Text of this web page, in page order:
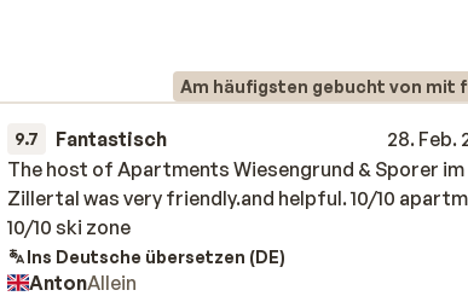
Am häufigsten gebucht von mit
9.7 Fantastisch
28. Feb.
The host of Apartments Wiesengrund & Sporer im
Zillertal was very friendly.and helpful. 10/10
10/10 ski zone
The host of Apartments Wiesengrund & Sporer im
Zillertal was very friendly.and helpful. 10/10
10/10 ski zone
Ins Deutsche übersetzen (DE)
AntonAllein